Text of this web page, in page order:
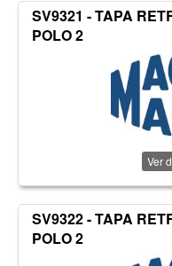
SV9321 - TAPA
POLO 2
Ver
SV9322 - TAPA
POLO 2